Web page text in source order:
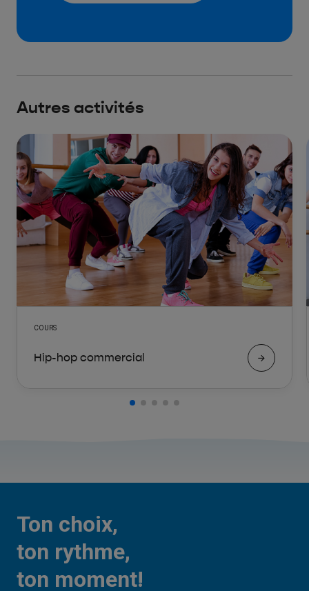
Autres activités
COURS
Hip-hop commercial
Ton choix,
ton rythme,
ton moment!